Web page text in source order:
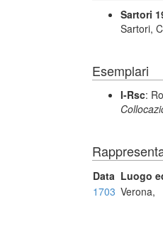
Sartori
Sartori,
Esemplari
I-Rsc:
Data Luogo
1703 Verona,